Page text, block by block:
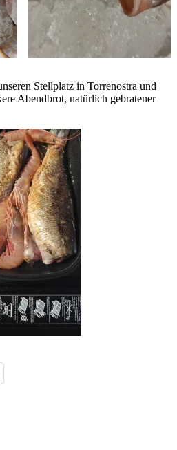
Stellplatz in Torrenostra und
Abendbrot, natürlich gebratener